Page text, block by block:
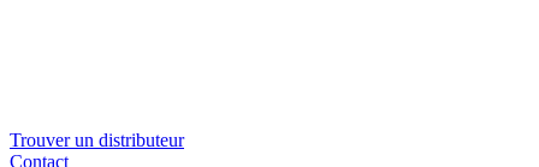
Trouver un distributeur
Contact